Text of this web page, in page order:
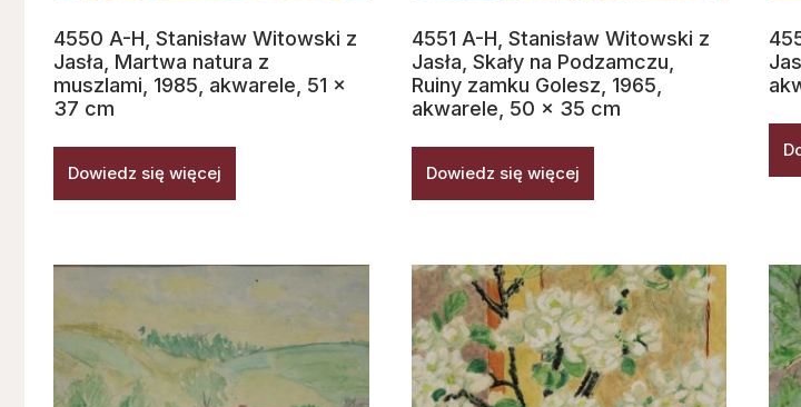
4550 A-H, Stanisław Witowski z
Jasła, Martwa natura z
muszlami, 1985, akwarele, 51 x
37 cm
Dowiedz się więcej
4551 A-H, Stanisław Witowski z
Jasła, Skały na Podzamczu,
Ruiny zamku Golesz, 1965,
akwarele, 50 x 35 cm
Dowiedz się więcej